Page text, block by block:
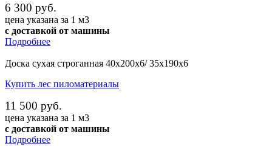
6 300 руб.
цена указана за 1 м3
с доставкой от машины
Подробнее
Доска сухая строганная 40х200х6/ 35х190х6
Купить лес пиломатериалы
11 500 руб.
цена указана за 1 м3
с доставкой от машины
Подробнее